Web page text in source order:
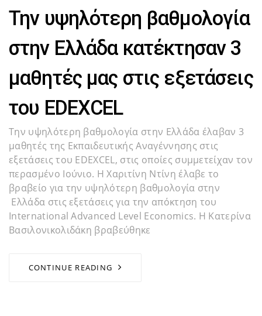
Την υψηλότερη βαθμολογία
στην Ελλάδα κατέκτησαν 3
μαθητές μας στις εξετάσεις
του EDEXCEL
Την υψηλότερη βαθμολογία στην Ελλάδα έλαβαν 3
μαθητές της Εκπαιδευτικής Αναγέννησης στις
εξετάσεις του EDEXCEL, στις οποίες συμμετείχαν τον
περασμένο Ιούνιο. Η Χαριτίνη Ντίνη έλαβε το
βραβείο για την υψηλότερη βαθμολογία στην
Ελλάδα στις εξετάσεις για την απόκτηση του
International Advanced Level Economics. Η Κατερίνα
Βασιλονικολιδάκη βραβεύθηκε
CONTINUE READING